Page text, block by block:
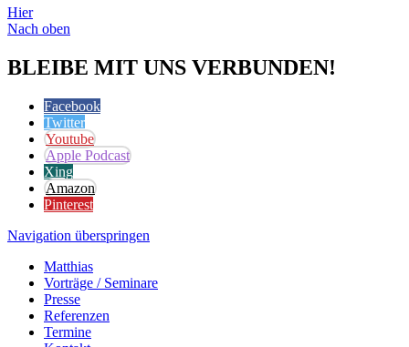
Hier
Nach oben
BLEIBE MIT UNS VERBUNDEN!
Facebook
Twitter
Youtube
Apple Podcast
Xing
Amazon
Pinterest
Navigation überspringen
Matthias
Vorträge / Seminare
Presse
Referenzen
Termine